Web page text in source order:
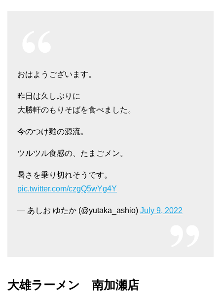
おはようございます。
昨日は久しぶりに
大勝軒のもりそばを食べました。
今のつけ麺の源流。
ツルツル食感の、たまごメン。
暑さを乗り切れそうです。
pic.twitter.com/czgQ5wYg4Y
— あしお ゆたか (@yutaka_ashio) July 9, 2022
大雄ラーメン 南加瀬店